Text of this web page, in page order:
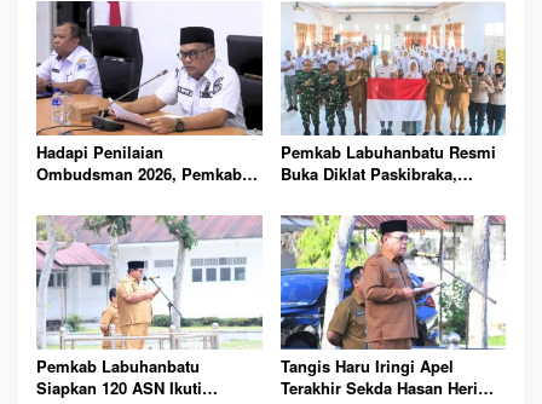
Hadapi Penilaian
Ombudsman 2026, Pemkab
OPD Berbenah
Pemkab Labuhanbatu Resmi
Buka Diklat Paskibraka,
Merah Putih 17 Agustus
Pemkab Labuhanbatu
Siapkan 120 ASN Ikuti
Tangis Haru Iringi Apel
Terakhir Sekda Hasan Heri